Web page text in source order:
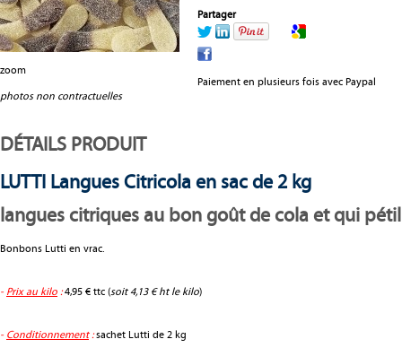
zoom
photos non contractuelles
Partager
Paiement en plusieurs fois avec Paypal
DÉTAILS PRODUIT
LUTTI Langues Citricola en sac de 2 kg
langues citriques au bon goût de cola et qui
Bonbons Lutti en vrac.
- Prix au kilo :4,95 € ttc (soit 4,13 € ht le kilo)
- Conditionnement:sachet Lutti de 2 kg